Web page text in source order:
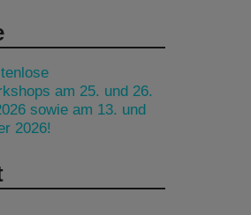
am 25. und 26.
sowie am 13. und
2026!